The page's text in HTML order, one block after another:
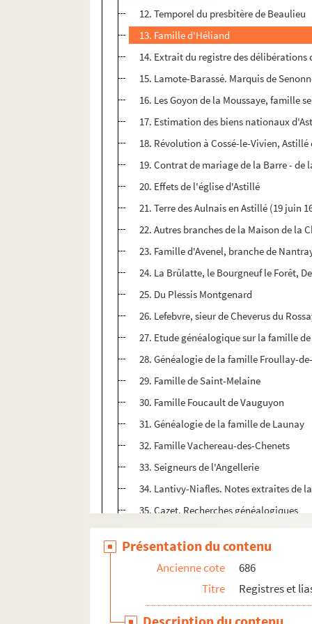
12. Temporel du presbitère de Beaulieu
13. Famille d'Héliand
14. Extrait du registre des
15. Lamote-Barassé. Marquis de
16. Les Goyon de la Moussaye, famille
17. Estimation des biens nationaux
18. Révolution à Cossé-le-Vivien, Astillé
19. Contrat de mariage de la Barre - de
20. Effets de l'église d'Astillé
21. Terre des Aulnais en Astillé (19 juin
22. Autres branches de la Maison de la
23. Famille d'Avenel, branche de
24. La Brûlatte, le Bourgneuf le Forêt,
25. Du Plessis Montgenard
26. Lefebvre, sieur de Cheverus du
27. Etude généalogique sur la famille
28. Généalogie de la famille Froullay-
29. Famille de Saint-Melaine
30. Famille Foucault de Vauguyon
31. Généalogie de la famille de Launay
32. Famille Vachereau-des-Chenets
33. Seigneurs de l'Angellerie
34. Lantivy-Niafles. Notes extraites de
35. Cazet. Recherches généalogiques
36. La Macheferrière (Astillé)
37. Paroisse de Cosmes
38. Registres de StDenis de Gastines.
39. Registre de ceux qui ont esté
40. Fief et Seigneurie de La Ragottière
Présentation du contenu
Ancienne cote
686
Titre
Registres et